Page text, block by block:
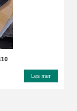
Les mer